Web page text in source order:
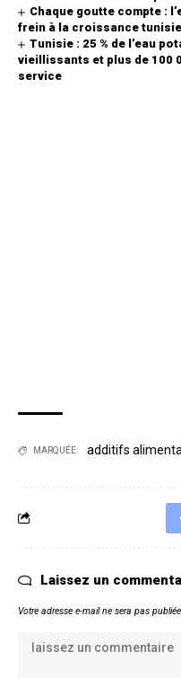
Chaque goutte compte :
frein à la croissance
Tunisie : 25 % de l’eau
vieillissants et plus de 100
service
MARQUÉE: additifs
Laissez un
Votre adresse e-mail ne sera pas